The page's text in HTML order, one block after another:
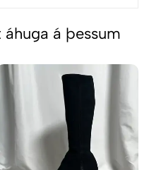
á þessum